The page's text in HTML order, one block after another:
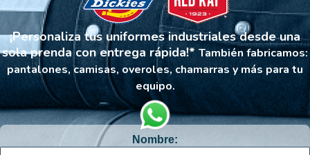
¡Personaliza tus uniformes industriales desde una
sola prenda con entrega rápida!* También fabricamos:
pantalones, camisas, overoles, chamarras y más para tu
equipo.
Nombre: